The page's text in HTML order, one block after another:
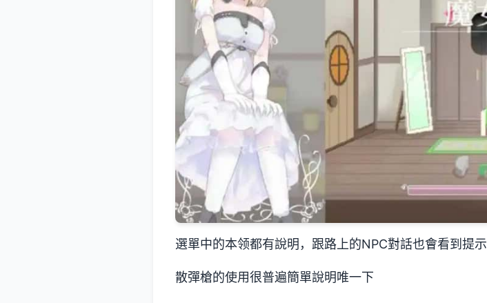
選單中的本领都有說明，跟路上的NPC對話也會看到提示
散彈槍的使用很普遍簡單說明唯一下